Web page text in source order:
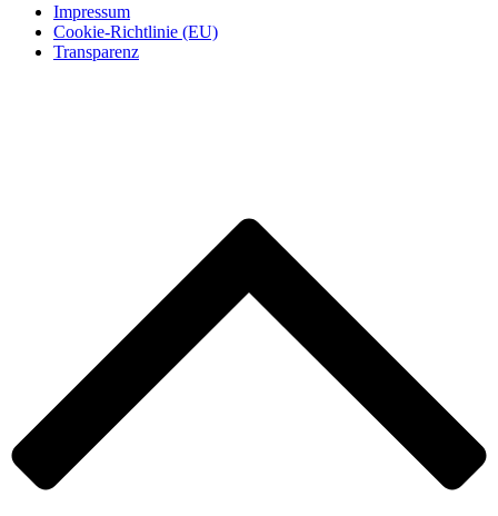
Impressum
Cookie-Richtlinie (EU)
Transparenz